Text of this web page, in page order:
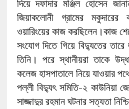
দিয়ে দফাদার মঞ্জিল হোসেন
জিয়াকলোনী গ্রামের মকুদারের
ওয়ারিংয়ের কাজ করছিলেন।কাজ
সংযোগ দিতে গিয়ে বিদ্যুতের
তিনি। পরে স্থানীয়রা তাকে
কলেজ হাসপাতালে নিয়ে যাওয়ার
পল্লী বিদ্যুৎ সমিতি-২ কাউনিয়া
সাজ্জাদুর রহমান ঘটনার সত্যতা